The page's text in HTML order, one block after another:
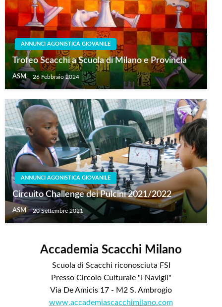
ANNUNCI AGONISTICA GIOVANILE
Trofeo Scacchi a Scuola di Milano e Provincia
ASM 26 Febbraio 2024
ANNUNCI AGONISTICA GIOVANILE
Circuito Challenge dei Pulcini 2021/2022
ASM 20 Settembre 2021
Accademia Scacchi Milano
Scuola di Scacchi riconosciuta FSI
Presso Circolo Culturale "I Navigli"
Via De Amicis 17 - M2 S. Ambrogio
www.accademiascacchimilano.com